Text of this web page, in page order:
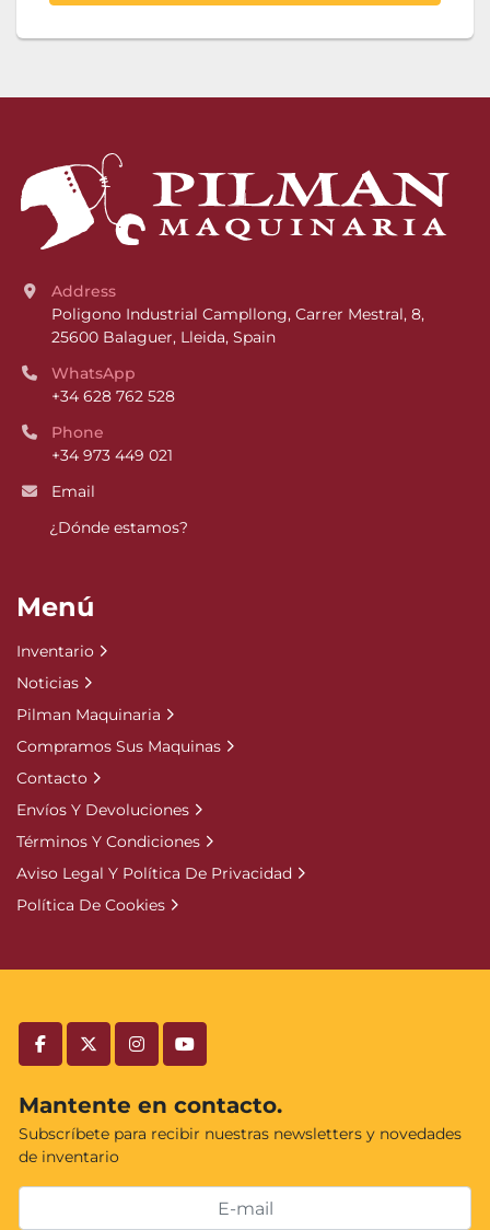
facebooktwitterinstagramyoutube
Mantente en contacto.
Subscríbete para recibir nuestras newsletters y novedades
de inventario
Address
Poligono Industrial Campllong, Carrer Mestral, 8,
25600 Balaguer, Lleida, Spain
WhatsApp
+34 628 762 528
Phone
+34 973 449 021
Email
¿Dónde estamos?
Menú
Inventario
Noticias
Pilman Maquinaria
Compramos Sus Maquinas
Contacto
Envíos Y Devoluciones
Términos Y Condiciones
Aviso Legal Y Política De Privacidad
Política De Cookies